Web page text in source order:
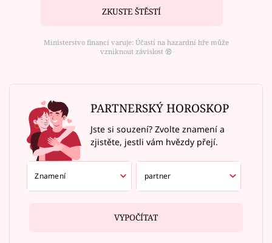
ZKUSTE ŠTĚSTÍ
Ministerstvo financí varuje: Účastí na hazardní hře může
vzniknout závislost ⑱
PARTNERSKÝ HOROSKOP
Jste si souzení? Zvolte znamení a
zjistěte, jestli vám hvězdy přejí.
VYPOČÍTAT